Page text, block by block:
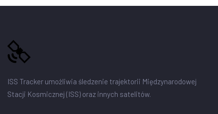
ISS Tracker umożliwia śledzenie trajektorii Międzynarodowej
Stacji Kosmicznej (ISS) oraz innych satelitów.